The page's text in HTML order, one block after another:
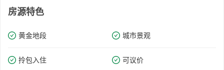
房源特色
黄金地段 城市景观
拎包入住 可议价